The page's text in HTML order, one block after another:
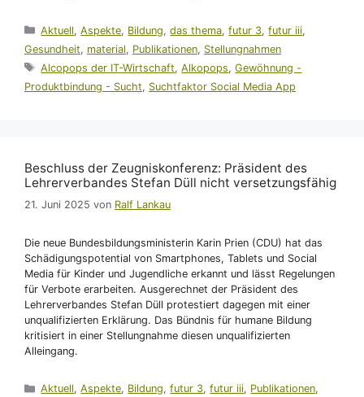
Kategorien
Aktuell,Aspekte, Bildung,das thema,futur 3,futur iii,
Gesundheit, material, Publikationen, Stellungnahmen
Schlagwörter
Alcopops der IT-Wirtschaft,Alkopops,Gewöhnung -
Produktbindung - Sucht, Suchtfaktor Social Media App
Beschluss der Zeugniskonferenz: Präsident des
Lehrerverbandes Stefan Düll nicht versetzungsfähig
21. Juni 2025 von Ralf Lankau
Die neue Bundesbildungsministerin Karin Prien (CDU) hat das
Schädigungspotential von Smartphones, Tablets und Social
Media für Kinder und Jugendliche erkannt und lässt Regelungen
für Verbote erarbeiten. Ausgerechnet der Präsident des
Lehrerverbandes Stefan Düll protestiert dagegen mit einer
unqualifizierten Erklärung. Das Bündnis für humane Bildung
kritisiert in einer Stellungnahme diesen unqualifizierten
Alleingang.
Kategorien
Aktuell,Aspekte, Bildung,futur 3,futur iii, Publikationen,